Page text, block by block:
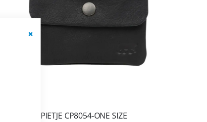
BLACK PIETJE CP8054-ONE SIZE